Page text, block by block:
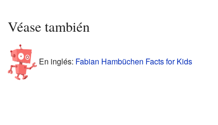
Véase también
En inglés: Fabian Hambüchen Facts for Kids